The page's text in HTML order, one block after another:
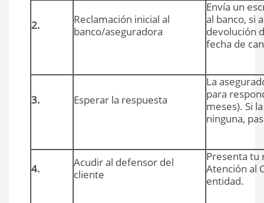
2.
Reclamación inicial al
banco/aseguradora
Envía un
al banco, si
devolución
fecha de
3. Esperar la respuesta
La
para
meses). Si
ninguna,
4.
Acudir al defensor del
cliente
Presenta tu
Atención al
entidad.